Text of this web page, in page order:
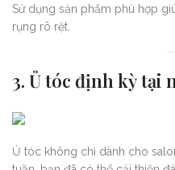
Sử dụng sản phẩm phù hợp
rụng rõ rệt.
3. Ủ tóc định kỳ tại
Ủ tóc không chỉ dành cho